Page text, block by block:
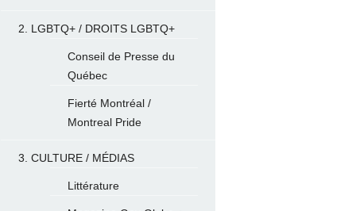
2. LGBTQ+ / DROITS LGBTQ+
Conseil de Presse du
Québec
Fierté Montréal /
Montreal Pride
3. CULTURE / MÉDIAS
Littérature